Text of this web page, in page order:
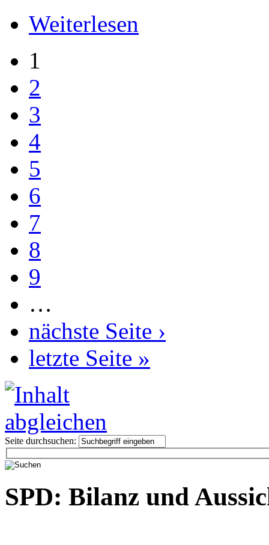
Weiterlesen
1
2
3
4
5
6
7
8
9
…
nächste Seite ›
letzte Seite »
Seite durchsuchen:
SPD: Bilanz und